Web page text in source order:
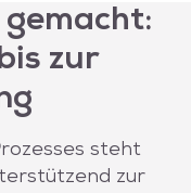
gemacht:
zur
steht
zur